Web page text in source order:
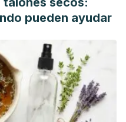
R. K., & Kaur, S. (2008).
pesticide. Forest
Barbosa, L., Da Silva
pueden ayudar